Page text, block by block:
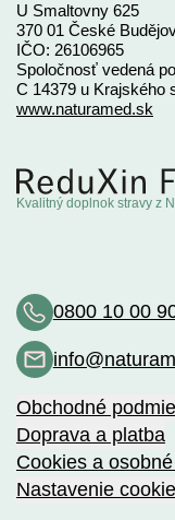
U Smaltovny 625
370 01 České
IČO: 26106965
Spoločnosť vedená
C 14379 u Krajského
www.naturamed.sk
Kvalitný doplnok stravy z
0800 10 00
Obchodné
Doprava a platba
Cookies a
Nastavenie